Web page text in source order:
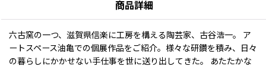
商品詳細
六古窯の一つ、滋賀県信楽に工房を構える陶芸家、古谷浩一。 ア
ートスペース油亀での個展作品をご紹介。様々な研鑽を積み、日々
の暮らしにかかせない手仕事を世に送り出してきた。 あたたかな